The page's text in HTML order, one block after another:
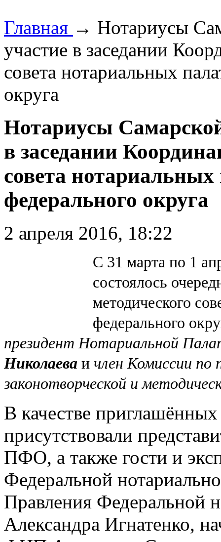
Главная → Нотариусы
участие в заседании
совета нотариальных
округа
Нотариусы
в заседании
совета
федерального округа
2 апреля 2016, 18:22
С 31 марта по 1
состоялось
методического
федерального
президент Нотариальной
Николаева и член Комиссии по
законотворческой и
В качестве приглашённых
присутствовали
ПФО, а также гости и
Федеральной
Правления Федеральной
Александра Игнатенко,